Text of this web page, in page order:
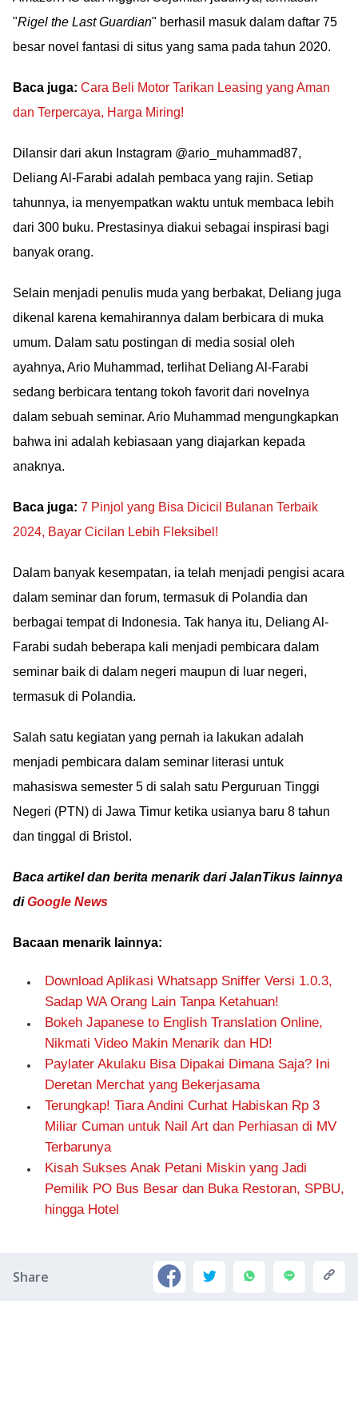
"Rigel the Last Guardian" berhasil masuk dalam daftar 75
besar novel fantasi di situs yang sama pada tahun 2020.
Baca juga: Cara Beli Motor Tarikan Leasing yang Aman
dan Terpercaya, Harga Miring!
Dilansir dari akun Instagram @ario_muhammad87,
Deliang Al-Farabi adalah pembaca yang rajin. Setiap
tahunnya, ia menyempatkan waktu untuk membaca lebih
dari 300 buku. Prestasinya diakui sebagai inspirasi bagi
banyak orang.
Selain menjadi penulis muda yang berbakat, Deliang juga
dikenal karena kemahirannya dalam berbicara di muka
umum. Dalam satu postingan di media sosial oleh
ayahnya, Ario Muhammad, terlihat Deliang Al-Farabi
sedang berbicara tentang tokoh favorit dari novelnya
dalam sebuah seminar. Ario Muhammad mengungkapkan
bahwa ini adalah kebiasaan yang diajarkan kepada
anaknya.
Baca juga: 7 Pinjol yang Bisa Dicicil Bulanan Terbaik
2024, Bayar Cicilan Lebih Fleksibel!
Dalam banyak kesempatan, ia telah menjadi pengisi acara
dalam seminar dan forum, termasuk di Polandia dan
berbagai tempat di Indonesia. Tak hanya itu, Deliang Al-
Farabi sudah beberapa kali menjadi pembicara dalam
seminar baik di dalam negeri maupun di luar negeri,
termasuk di Polandia.
Salah satu kegiatan yang pernah ia lakukan adalah
menjadi pembicara dalam seminar literasi untuk
mahasiswa semester 5 di salah satu Perguruan Tinggi
Negeri (PTN) di Jawa Timur ketika usianya baru 8 tahun
dan tinggal di Bristol.
Baca artikel dan berita menarik dari JalanTikus lainnya
diGoogle News
Bacaan menarik lainnya:
Download Aplikasi Whatsapp Sniffer Versi 1.0.3,
Sadap WA Orang Lain Tanpa Ketahuan!
Bokeh Japanese to English Translation Online,
Nikmati Video Makin Menarik dan HD!
Paylater Akulaku Bisa Dipakai Dimana Saja? Ini
Deretan Merchat yang Bekerjasama
Terungkap! Tiara Andini Curhat Habiskan Rp 3
Miliar Cuman untuk Nail Art dan Perhiasan di MV
Terbarunya
Kisah Sukses Anak Petani Miskin yang Jadi
Pemilik PO Bus Besar dan Buka Restoran, SPBU,
hingga Hotel
Share